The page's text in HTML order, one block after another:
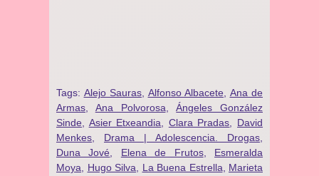
Tags: Alejo Sauras Alfonso Albacete
Ana de
Armas
Ana Polvorosa ,Ángeles González
Sinde
Asier Etxeandia Clara Pradas
David
Menkes
Drama | Adolescencia. Drogas
Duna Jové
Elena de Frutos, Esmeralda
Moya
Hugo Silva La Buena Estrella
Marieta